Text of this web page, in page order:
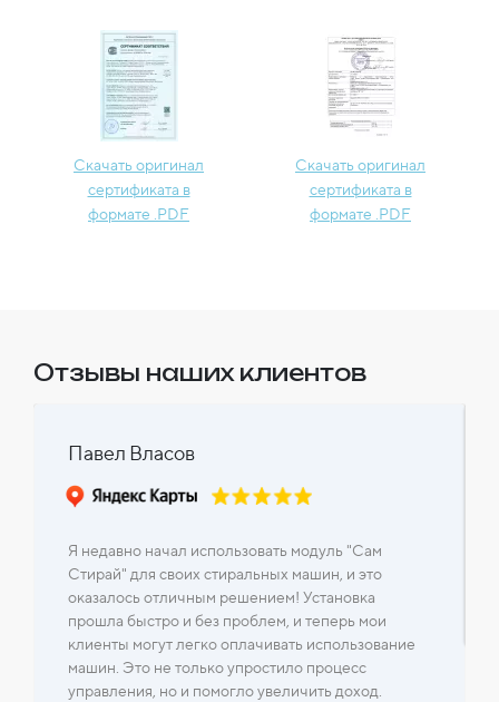
Скачать оригинал
сертификата в
формате .PDF
Скачать оригинал
сертификата в
формате .PDF
Отзывы наших клиентов
Павел Власов
Я недавно начал использовать модуль "Сам
Стирай" для своих стиральных машин, и это
оказалось отличным решением! Установка
прошла быстро и без проблем, и теперь мои
клиенты могут легко оплачивать использование
машин. Это не только упростило процесс
управления, но и помогло увеличить доход.